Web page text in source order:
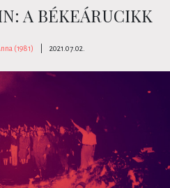
A BÉKEÁRUCIKK
(1981) 2021.07.02.